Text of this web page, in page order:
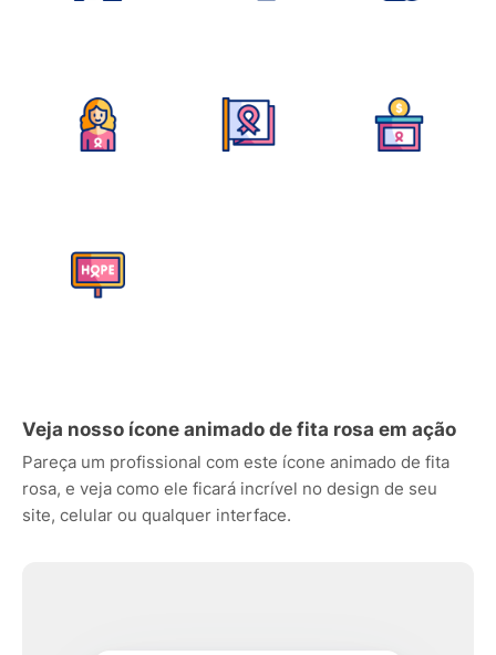
Veja nosso ícone animado de fita rosa em ação
Pareça um profissional com este ícone animado de fita
rosa, e veja como ele ficará incrível no design de seu
site, celular ou qualquer interface.